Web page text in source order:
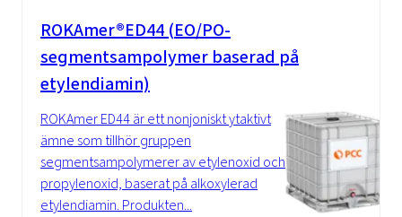
ROKAmer®ED44 (EO/PO-
segmentsampolymer baserad på
etylendiamin)
ROKAmer ED44 är ett nonjoniskt ytaktivt
ämne som tillhör gruppen
segmentsampolymerer av etylenoxid och
propylenoxid, baserat på alkoxylerad
etylendiamin. Produkten...